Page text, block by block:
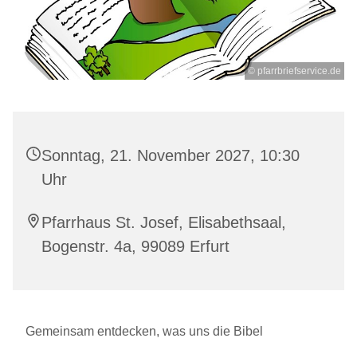
© pfarrbriefservice.de
Sonntag, 21. November 2027, 10:30
Uhr
Pfarrhaus St. Josef, Elisabethsaal,
Bogenstr. 4a, 99089 Erfurt
Gemeinsam entdecken, was uns die Bibel